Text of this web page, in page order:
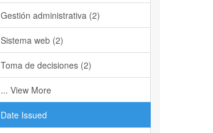
Gestión administrativa (2)
Sistema web (2)
Toma de decisiones (2)
... View More
Date Issued